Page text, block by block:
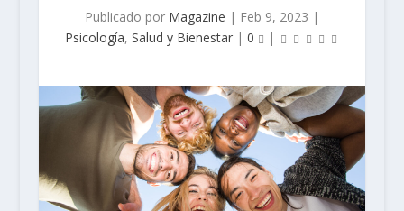
Publicado por Magazine | Feb 9, 2023 |
Psicología,Salud y Bienestar |0 |